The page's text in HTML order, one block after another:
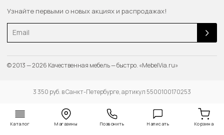
3 350 руб. в Санкт-Петербурге, артикул 5500100170253
Узнайте первыми о новых акциях и распродажах!
© 2013 — 2026 Качественная мебель — быстро. «MebelVia.ru»
Каталог Магазины Позвонить Написать Корзина